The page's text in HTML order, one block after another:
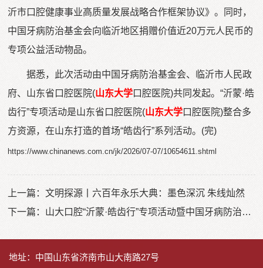
沂市口腔健康事业高质量发展战略合作框架协议》。同时，
中国牙病防治基金会向临沂地区捐赠价值近20万元人民币的
专项公益活动物品。
据悉，此次活动由中国牙病防治基金会、临沂市人民政
府、山东省口腔医院(山东大学口腔医院)共同发起。“沂蒙·皓
齿行”专项活动是山东省口腔医院(山东大学口腔医院)整合多
方资源，在山东打造的首场“皓齿行”系列活动。(完)
https://www.chinanews.com.cn/jk/2026/07-07/10654611.shtml
上一篇：文明探源丨六百年永乐大典：墨色深沉 朱线灿然
下一篇：
山大口腔“沂蒙·皓齿行”专项活动暨中国牙病防治基金会“山中雏菊 筑梦同行”儿童口腔健康公益项目正式启动
地址：中国山东省济南市山大南路27号